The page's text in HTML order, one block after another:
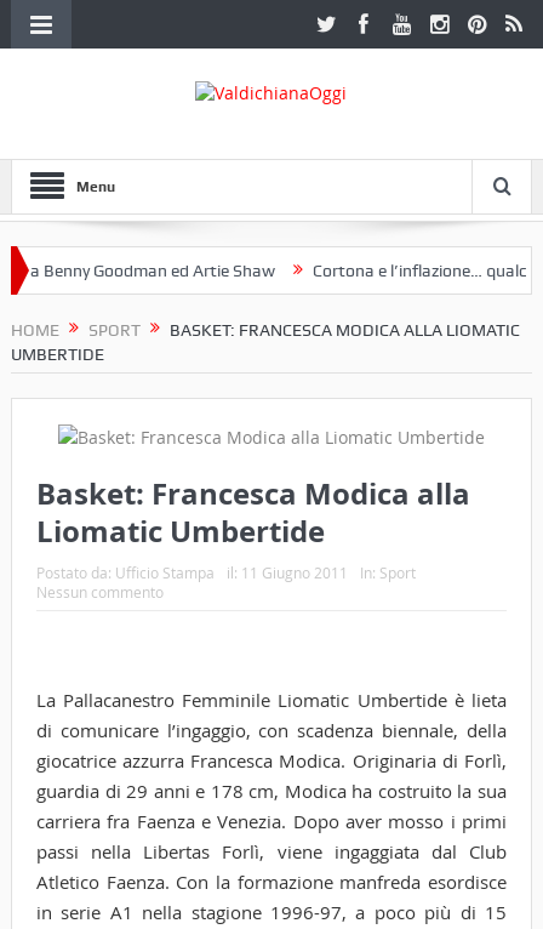
Menu
Benny Goodman ed Artie Shaw Cortona e l’inflazione… qualche
HOME SPORT
BASKET: FRANCESCA MODICA ALLA LIOMATIC
UMBERTIDE
Basket: Francesca Modica alla
Liomatic Umbertide
Postato da: Ufficio Stampa il: 11 Giugno 2011 In: Sport
Nessun commento
La Pallacanestro Femminile Liomatic Umbertide è lieta
di comunicare l’ingaggio, con scadenza biennale, della
giocatrice azzurra Francesca Modica. Originaria di Forlì,
guardia di 29 anni e 178 cm, Modica ha costruito la sua
carriera fra Faenza e Venezia. Dopo aver mosso i primi
passi nella Libertas Forlì, viene ingaggiata dal Club
Atletico Faenza. Con la formazione manfreda esordisce
in serie A1 nella stagione 1996-97, a poco più di 15